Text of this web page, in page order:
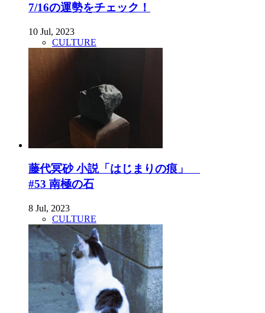
7/16の運勢をチェック！
10 Jul, 2023
CULTURE
藤代冥砂 小説「はじまりの痕」
#53 南極の石
8 Jul, 2023
CULTURE